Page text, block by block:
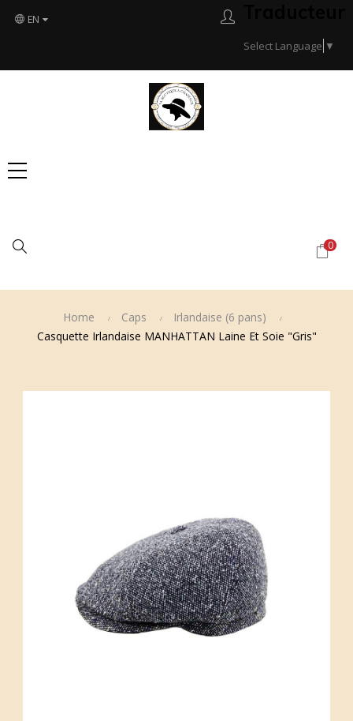
EN
Select Language ▼
0
Search
Home Caps
Irlandaise (6 pans)
Casquette Irlandaise MANHATTAN Laine Et Soie "Gris"